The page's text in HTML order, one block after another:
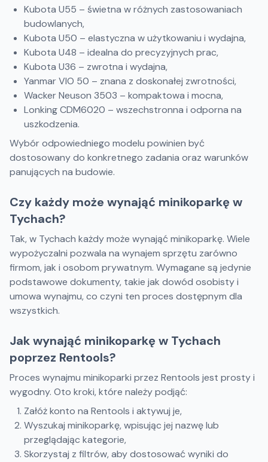
Kubota U55 – świetna w różnych zastosowaniach
budowlanych,
Kubota U50 – elastyczna w użytkowaniu i wydajna,
Kubota U48 – idealna do precyzyjnych prac,
Kubota U36 – zwrotna i wydajna,
Yanmar VIO 50 – znana z doskonałej zwrotności,
Wacker Neuson 3503 – kompaktowa i mocna,
Lonking CDM6020 – wszechstronna i odporna na
uszkodzenia.
Wybór odpowiedniego modelu powinien być
dostosowany do konkretnego zadania oraz warunków
panujących na budowie.
Czy każdy może wynająć minikoparkę w
Tychach?
Tak, w Tychach każdy może wynająć minikoparkę. Wiele
wypożyczalni pozwala na wynajem sprzętu zarówno
firmom, jak i osobom prywatnym. Wymagane są jedynie
podstawowe dokumenty, takie jak dowód osobisty i
umowa wynajmu, co czyni ten proces dostępnym dla
wszystkich.
Jak wynająć minikoparkę w Tychach
poprzez Rentools?
Proces wynajmu minikoparki przez Rentools jest prosty i
wygodny. Oto kroki, które należy podjąć:
Załóż konto na Rentools i aktywuj je,
Wyszukaj minikoparkę, wpisując jej nazwę lub
przeglądając kategorie,
Skorzystaj z filtrów, aby dostosować wyniki do